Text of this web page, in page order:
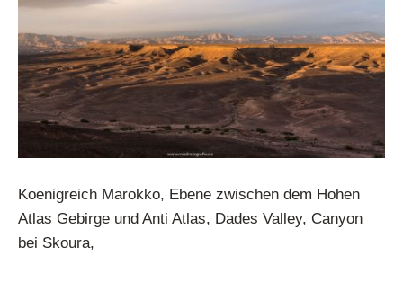
Koenigreich Marokko, Ebene zwischen dem Hohen
Atlas Gebirge und Anti Atlas, Dades Valley, Canyon
bei Skoura,